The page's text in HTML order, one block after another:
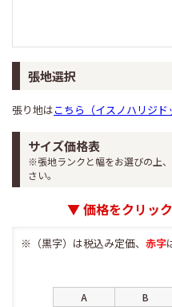
張地選択
張り地はこちら（イスノハリジド
サイズ価格表
※張地ランクと幅をお選びの上
さい。
▼ 価格をクリッ
※（黒字）は税込み定価、 赤字
A B